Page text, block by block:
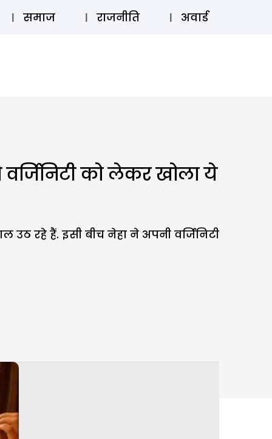
लॉग इन ⚲ SUBSCRIBE
समाज राजनीति अवार्ड
को लेकर खोला ये
रहे हैं. इसी बीच नेहा ने अपनी वर्जिनिटी